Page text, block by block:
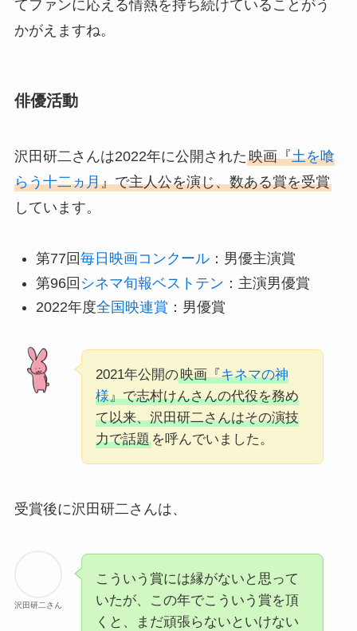
てファンに応える情熱を持ち続けていることがう
かがえますね。
俳優活動
沢田研二さんは2022年に公開された映画『土を喰
らう十二ヵ月』で主人公を演じ、数ある賞を受賞
しています。
第77回毎日映画コンクール：男優主演賞
第96回 シネマ旬報ベストテン ：主演男優賞
2022年度全国映連賞 ：男優賞
2021年公開の映画『キネマの神
様』で志村けんさんの代役を務め
て以来、沢田研二さんはその演技
力で話題を呼んでいました。
受賞後に沢田研二さんは、
沢田研二さん
こういう賞には縁がないと思って
いたが、この年でこういう賞を頂
くと、まだ頑張らないといけない